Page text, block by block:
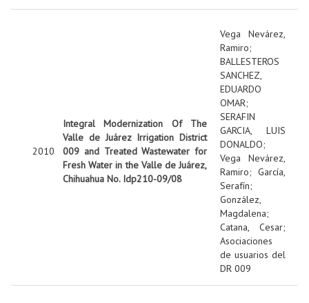
2010
Integral Modernization Of The
Valle de Juárez Irrigation District
009 and Treated Wastewater for
Fresh Water in the Valle de Juárez,
Chihuahua No. Idp210-09/08
Vega Nevárez,
Ramiro;
BALLESTEROS
SANCHEZ,
EDUARDO
OMAR;
SERAFIN
GARCIA, LUIS
DONALDO;
Vega Nevárez,
Ramiro; García,
Serafín;
González,
Magdalena;
Catana, Cesar;
Asociaciones
de usuarios del
DR 009